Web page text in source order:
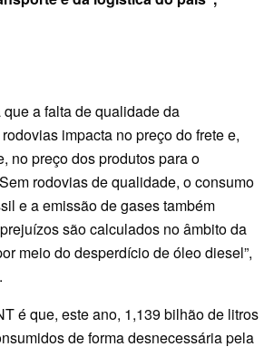
a falta de qualidade da
impacta no preço do frete e,
no preço dos produtos para o
rodovias de qualidade, o consumo
e a emissão de gases também
são calculados no âmbito da
meio do desperdício de óleo diesel”,
é que, este ano, 1,139 bilhão de litros
de forma desnecessária pela